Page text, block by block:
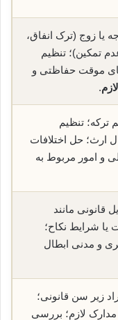
یا زوج (ترک انفاق،
تمکین)؛ تنظیم
موقت حفاظتی و
.
ترکه؛ تنظیم
ارث؛ حل اختلافات
و امور مربوط به
قانونی مانند
یا شرایط نکاح؛
و مدنی ابطال
زیر سن قانونی؛
مدارک لازم؛ بررسی